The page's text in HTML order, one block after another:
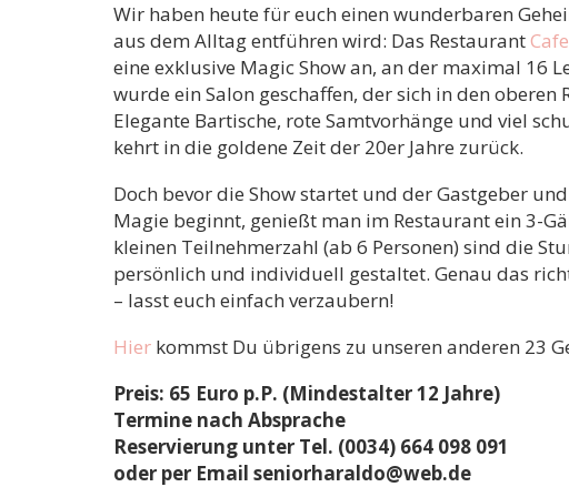
Wir haben heute für euch einen wunderbaren
aus dem Alltag entführen wird: Das Restaurant
eine exklusive Magic Show an, an der maximal 16
wurde ein Salon geschaffen, der sich in den
Elegante Bartische, rote Samtvorhänge und viel
kehrt in die goldene Zeit der 20er Jahre zurück.
Doch bevor die Show startet und der Gastgeber
Magie beginnt, genießt man im Restaurant ein 3-
kleinen Teilnehmerzahl (ab 6 Personen) sind die
persönlich und individuell gestaltet. Genau das
– lasst euch einfach verzaubern!
Hier kommst Du übrigens zu unseren anderen 23
Preis: 65 Euro p.P. (Mindestalter 12 Jahre)
Termine nach Absprache
Reservierung unter Tel. (0034) 664 098 091
oder per Email seniorharaldo@web.de